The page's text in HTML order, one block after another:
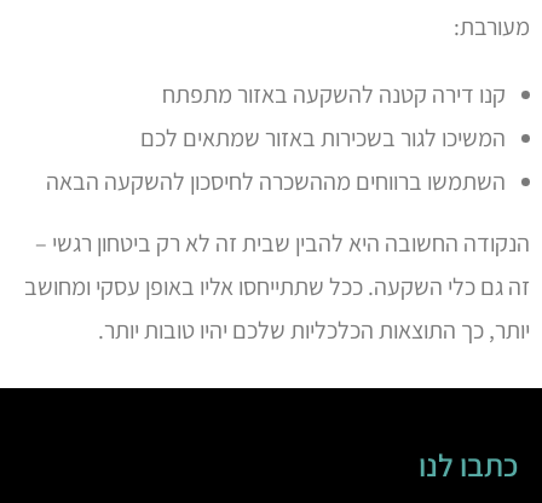
מעורבת:
קנו דירה קטנה להשקעה באזור מתפתח
המשיכו לגור בשכירות באזור שמתאים לכם
השתמשו ברווחים מההשכרה לחיסכון להשקעה הבאה
הנקודה החשובה היא להבין שבית זה לא רק ביטחון רגשי –
זה גם כלי השקעה. ככל שתתייחסו אליו באופן עסקי ומחושב
יותר, כך התוצאות הכלכליות שלכם יהיו טובות יותר.
כתבו לנו